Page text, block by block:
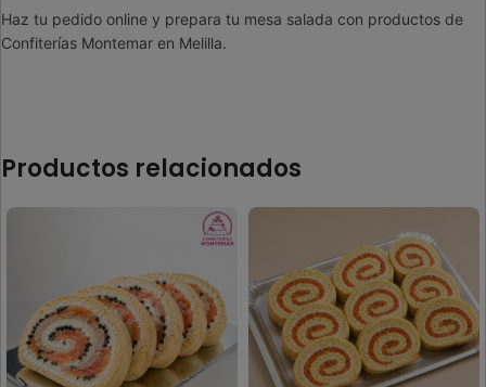
Haz tu pedido online y prepara tu mesa salada con productos de
Confiterías Montemar en Melilla.
Productos relacionados